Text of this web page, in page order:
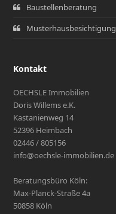
Baustellenberatung
Musterhausbesichtigung
Kontakt
OECHSLE Immobilien
Doris Willems e.K.
Kastanienweg 14
52396 Heimbach
02446 / 805156
info@oechsle-immobilien.de
Beratungsbüro Köln:
Max-Planck-Straße 4a
50858 Köln